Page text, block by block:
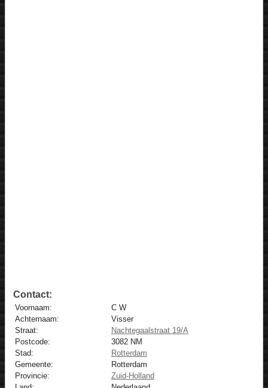
Contact:
Voornaam:
C W
Achternaam:
Visser
Straat:
Nachtegaalstraat 19/A
Postcode:
3082 NM
Stad:
Rotterdam
Gemeente:
Rotterdam
Provincie:
Zuid-Holland